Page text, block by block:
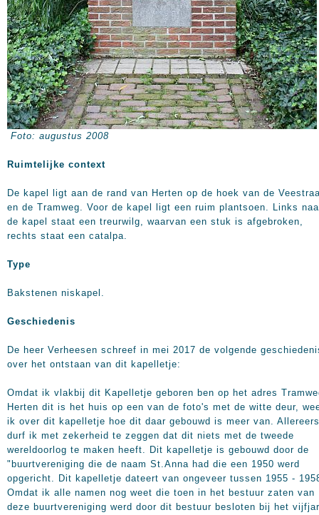
Foto: augustus 2008
Ruimtelijke context
De kapel ligt aan de rand van Herten op de hoek van de
en de Tramweg. Voor de kapel ligt een ruim plantsoen. Links
de kapel staat een treurwilg, waarvan een stuk is afgebroken,
rechts staat een catalpa.
Type
Bakstenen niskapel.
Geschiedenis
De heer Verheesen schreef in mei 2017 de volgende
over het ontstaan van dit kapelletje:
Omdat ik vlakbij dit Kapelletje geboren ben op het adres
Herten dit is het huis op een van de foto's met de witte deur,
ik over dit kapelletje hoe dit daar gebouwd is meer van.
durf ik met zekerheid te zeggen dat dit niets met de tweede
wereldoorlog te maken heeft. Dit kapelletje is gebouwd door de
"buurtvereniging die de naam St.Anna had die een 1950 werd
opgericht. Dit kapelletje dateert van ongeveer tussen 1955 -
Omdat ik alle namen nog weet die toen in het bestuur zaten van
deze buurtvereniging werd door dit bestuur besloten bij het